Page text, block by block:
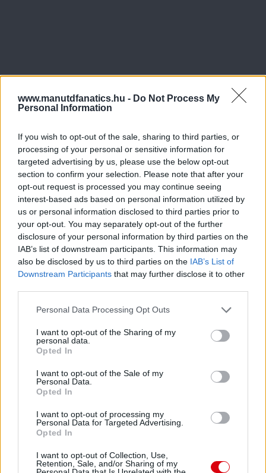
www.manutdfanatics.hu - Do Not Process My
Personal Information
If you wish to opt-out of the sale, sharing to third parties, or
processing of your personal or sensitive information for
targeted advertising by us, please use the below opt-out
section to confirm your selection. Please note that after your
opt-out request is processed you may continue seeing
interest-based ads based on personal information utilized by
us or personal information disclosed to third parties prior to
your opt-out. You may separately opt-out of the further
disclosure of your personal information by third parties on the
IAB’s list of downstream participants. This information may
also be disclosed by us to third parties on the IAB’s List of
Downstream Participants that may further disclose it to other
Please note that this website/app uses one or more Google
not limited to your visit or usage behaviour. You may click to
grant or deny consent to Google and its third-party tags to
use your data for below specified purposes in below Google
consent section.
Personal Data Processing Opt Outs
I want to opt-out of the Sharing of my
personal data.
Opted In
I want to opt-out of the Sale of my
Personal Data.
Opted In
I want to opt-out of processing my
Personal Data for Targeted Advertising.
Opted In
I want to opt-out of Collection, Use,
Retention, Sale, and/or Sharing of my
Meccs Center
Paris Saint-Germainvs
Manchester United
Felkészülési szezon 4. mérkőzés
2026-08-08 17:00
2 nap 14 óra 57 perc 37 másodperc
Leeds Unitedvs Manchester United 2026-08-12 20:30
AC Milan vsManchester United
ELŐZŐ MÉRKŐZÉSEK
Támogatás